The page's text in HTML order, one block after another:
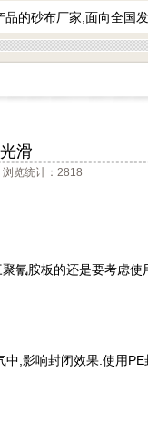
的砂布厂家,面向全国发
滑
览统计：2818
氰胺板的还是要考虑使
,影响封闭效果.使用